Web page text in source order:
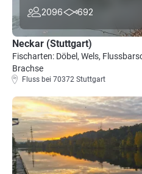
2096 692
Neckar (Stuttgart)
Fischarten: Döbel, Wels,
Brachse
Fluss bei 70372 Stuttgart